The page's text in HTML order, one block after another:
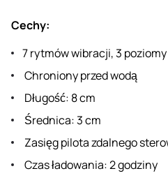
Cechy:
7 rytmów wibracji, 3
Chroniony przed wodą
Długość: 8 cm
Średnica: 3 cm
Zasięg pilota zdalnego
Czas ładowania: 2 godziny